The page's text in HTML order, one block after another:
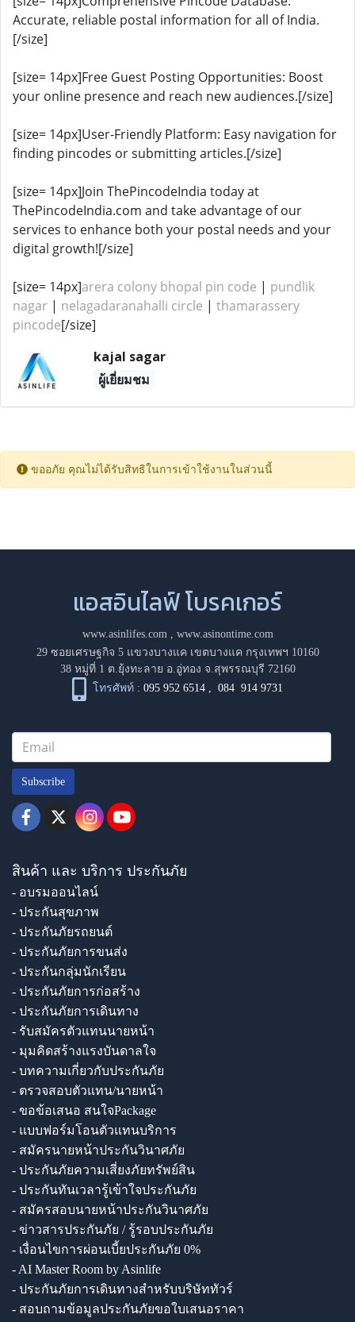
Accurate, reliable postal information for all of India.
[/size]
[size= 14px]Free Guest Posting Opportunities: Boost
your online presence and reach new audiences.[/size]
[size= 14px]User-Friendly Platform: Easy navigation for
finding pincodes or submitting articles.[/size]
[size= 14px]Join ThePincodeIndia today at
ThePincodeIndia.com and take advantage of our
services to enhance both your postal needs and your
digital growth![/size]
[size= 14px]arera colony bhopal pin code | pundlik
nagar | nelagadaranahalli circle | thamarassery
pincode[/size]
kajal sagar
ผู้เยี่ยมชม
ขออภัย คุณไม่ได้รับสิทธิในการเข้าใช้งานในส่วนนี้
แอสอินไลฟ์ โบรคเกอร์
www.asinlifes.com, www.asinontime.com
29 ซอยเศรษฐกิจ 5 แขวงบางแค เขตบางแค กรุงเทพฯ 10160
38 หมู่ที่ 1 ต.ยุ้งทะลาย อ.อู่ทอง จ.สุพรรณบุรี 72160
โทรศัพท์ : 095 952 6514 ,084 914 9731
Subscribe
สินค้า และ บริการ ประกันภัย
- อบรมออนไลน์
- ประกันสุขภาพ
- ประกันภัยรถยนต์
- ประกันภัยการขนส่ง
- ประกันกลุ่มนักเรียน
- ประกันภัยการก่อสร้าง
- ประกันภัยการเดินทาง
- รับสมัครตัวแทนนายหน้า
- มุมคิดสร้างแรงบันดาลใจ
- บทความเกี่ยวกับประกันภัย
- ตรวจสอบตัวแทน/นายหน้า
- ขอข้อเสนอ สนใจPackage
- แบบฟอร์มโอนตัวแทนบริการ
- สมัครนายหน้าประกันวินาศภัย
- ประกันภัยความเสี่ยงภัยทรัพย์สิน
- ประกันทันเวลารู้เข้าใจประกันภัย
- สมัครสอบนายหน้าประกันวินาศภัย
- ข่าวสารประกันภัย / รู้รอบประกันภัย
- เงื่อนไขการผ่อนเบี้ยประกันภัย 0%
- AI Master Room by Asinlife
- ประกันภัยการเดินทางสำหรับบริษัททัวร์
- สอบถามข้อมูลประกันภัยขอใบเสนอราคา